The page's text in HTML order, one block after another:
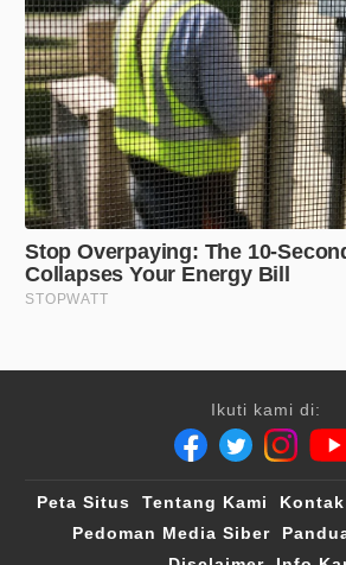
Ikuti kami di:
Peta Situs Tentang Kami
Pedoman Media Siber